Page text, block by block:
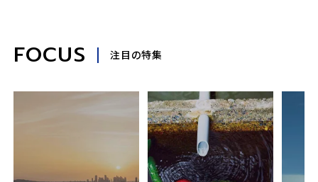
注目の特集
FOCUS